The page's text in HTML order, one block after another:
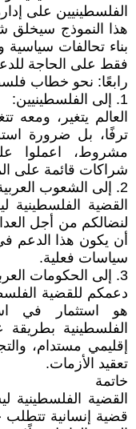
الفلسطينيين على
هذا النموذج سيخلق
بناء تحالفات سياسية
فقط على الحاجة
رابعًا: نحو خطاب
1. إلى الفلسطينيين:
العالم يتغير،
ترفًا، بل ضرورة
مشروط، اعملوا
شراكات قائمة على
2. إلى الشعوب العربية:
القضية
لنضالكم من أجل
أن يكون هذا الدعم
سياسات فعلية.
3. إلى الحكومات العربية:
دعمكم للقضية
هو استثمار في
الفلسطينية
إقليمي مستدام،
تعقيد الأزمات.
خاتمة
القضية
قضية إنسانية تتطلب